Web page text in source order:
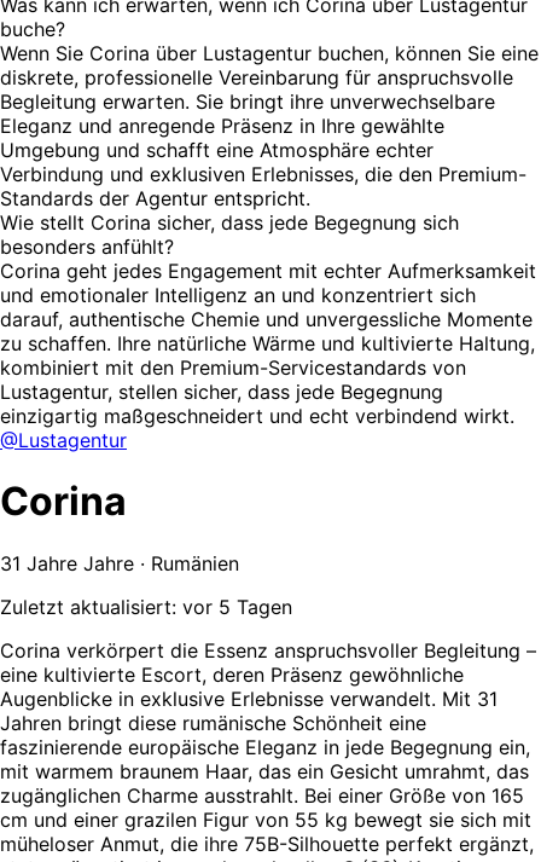
buche?
Wenn Sie Corina über Lustagentur buchen, können Sie eine
diskrete, professionelle Vereinbarung für anspruchsvolle
Begleitung erwarten. Sie bringt ihre unverwechselbare
Eleganz und anregende Präsenz in Ihre gewählte
Umgebung und schafft eine Atmosphäre echter
Verbindung und exklusiven Erlebnisses, die den Premium-
Standards der Agentur entspricht.
Wie stellt Corina sicher, dass jede Begegnung sich
besonders anfühlt?
Corina geht jedes Engagement mit echter Aufmerksamkeit
und emotionaler Intelligenz an und konzentriert sich
darauf, authentische Chemie und unvergessliche Momente
zu schaffen. Ihre natürliche Wärme und kultivierte Haltung,
kombiniert mit den Premium-Servicestandards von
Lustagentur, stellen sicher, dass jede Begegnung
einzigartig maßgeschneidert und echt verbindend wirkt.
@Lustagentur
Corina
31 Jahre Jahre · Rumänien
Zuletzt aktualisiert: vor 5 Tagen
Corina verkörpert die Essenz anspruchsvoller Begleitung –
eine kultivierte Escort, deren Präsenz gewöhnliche
Augenblicke in exklusive Erlebnisse verwandelt. Mit 31
Jahren bringt diese rumänische Schönheit eine
faszinierende europäische Eleganz in jede Begegnung ein,
mit warmem braunem Haar, das ein Gesicht umrahmt, das
zugänglichen Charme ausstrahlt. Bei einer Größe von 165
cm und einer grazilen Figur von 55 kg bewegt sie sich mit
müheloser Anmut, die ihre 75B-Silhouette perfekt ergänzt,